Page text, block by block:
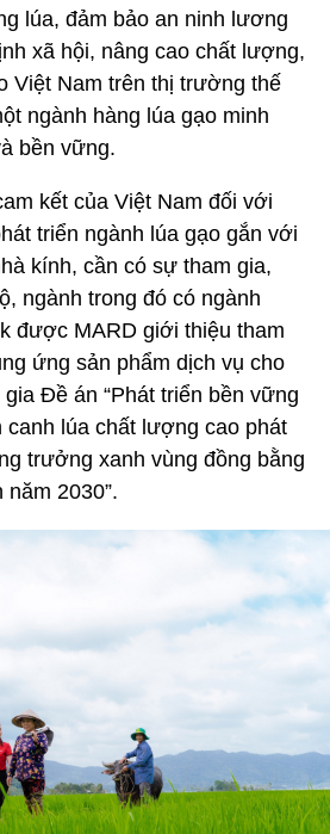
lúa, đảm bảo an ninh lương
xã hội, nâng cao chất lượng,
Việt Nam trên thị trường thế
ngành hàng lúa gạo minh
bền vững.
kết của Việt Nam đối với
triển ngành lúa gạo gắn với
kính, cần có sự tham gia,
ngành trong đó có ngành
được MARD giới thiệu tham
ứng sản phẩm dịch vụ cho
Đề án “Phát triển bền vững
canh lúa chất lượng cao phát
trưởng xanh vùng đồng bằng
2030”.